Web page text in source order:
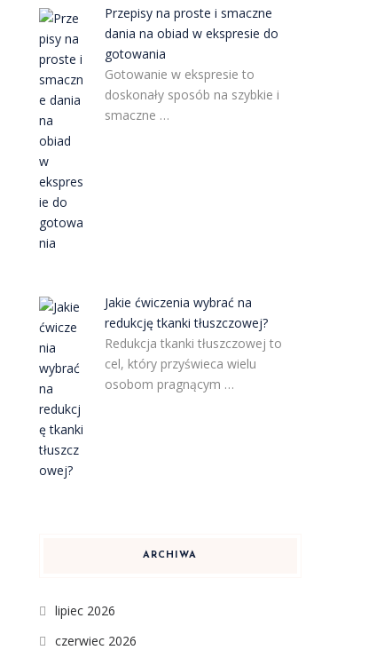
Przepisy na proste i smaczne
dania na obiad w ekspresie do
gotowania
Gotowanie w ekspresie to
doskonały sposób na szybkie i
smaczne …
Jakie ćwiczenia wybrać na
redukcję tkanki tłuszczowej?
Redukcja tkanki tłuszczowej to
cel, który przyświeca wielu
osobom pragnącym …
ARCHIWA
lipiec 2026
czerwiec 2026